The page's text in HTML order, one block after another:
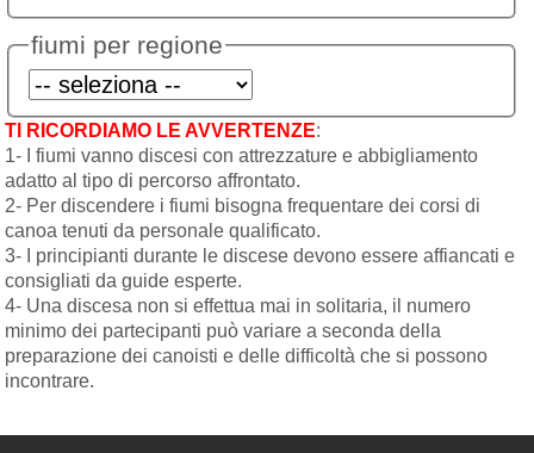
fiumi per regione
TI RICORDIAMO LE AVVERTENZE:
1- I fiumi vanno discesi con attrezzature e abbigliamento
adatto al tipo di percorso affrontato.
2- Per discendere i fiumi bisogna frequentare dei corsi di
canoa tenuti da personale qualificato.
3- I principianti durante le discese devono essere affiancati e
consigliati da guide esperte.
4- Una discesa non si effettua mai in solitaria, il numero
minimo dei partecipanti può variare a seconda della
preparazione dei canoisti e delle difficoltà che si possono
incontrare.